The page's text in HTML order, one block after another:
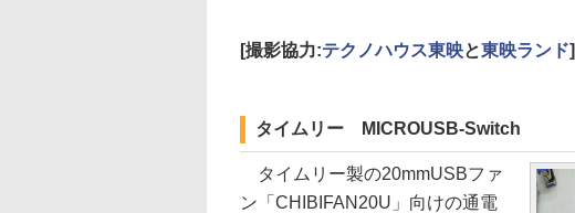
[撮影協力:テクノハウス東映と東映ランド]
タイムリー MICROUSB-Switch
タイムリー製の20mmUSBファ
ン「CHIBIFAN20U」向けの通電